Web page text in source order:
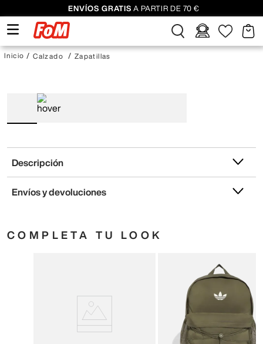
ENVÍOS GRATIS A PARTIR DE 70 €
Calzado Zapatillas
Descripción
Envíos y devoluciones
COMPLETA TU LOOK